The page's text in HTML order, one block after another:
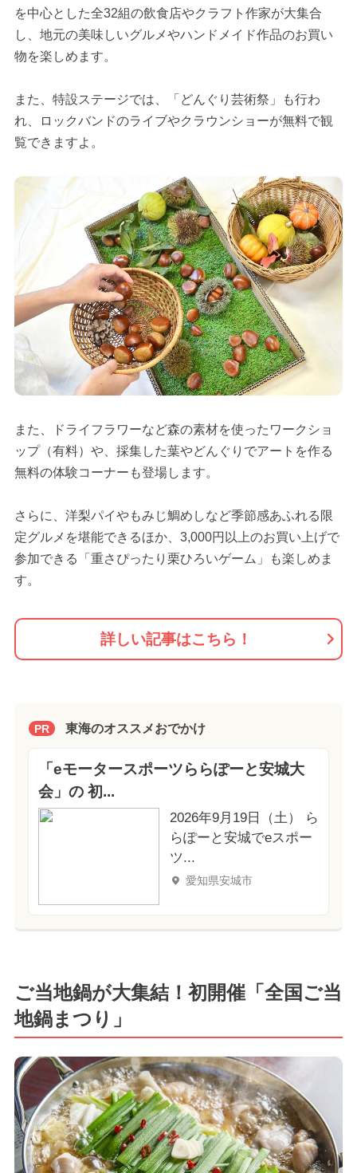
を中心とした全32組の飲食店やクラフト作家が大集合
し、地元の美味しいグルメやハンドメイド作品のお買い
物を楽しめます。
また、特設ステージでは、「どんぐり芸術祭」も行わ
れ、ロックバンドのライブやクラウンショーが無料で観
覧できますよ。
また、ドライフラワーなど森の素材を使ったワークショ
ップ（有料）や、採集した葉やどんぐりでアートを作る
無料の体験コーナーも登場します。
さらに、洋梨パイやもみじ鯛めしなど季節感あふれる限
定グルメを堪能できるほか、3,000円以上のお買い上げで
参加できる「重さぴったり栗ひろいゲーム」も楽しめま
す。
詳しい記事はこちら！
PR 東海のオススメおでかけ
「eモータースポーツららぽーと安城大
会」の 初...
2026年9月19日（土） ら
らぽーと安城でeスポー
ツ...
愛知県安城市
ご当地鍋が大集結！初開催「全国ご当
地鍋まつり」